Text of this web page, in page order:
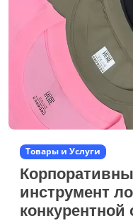
Товары и Услуги
инструмент
конкурентной